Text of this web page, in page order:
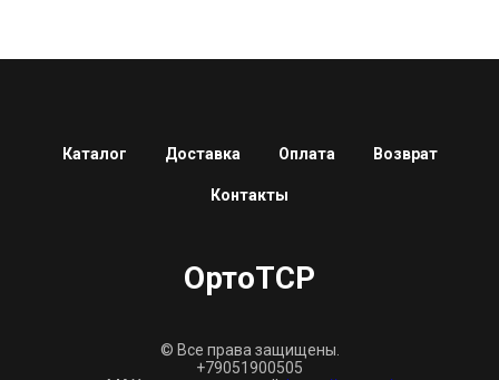
Каталог Доставка Оплата Возврат
Контакты
ОртоТСР
© Все права защищены.
+79051900505